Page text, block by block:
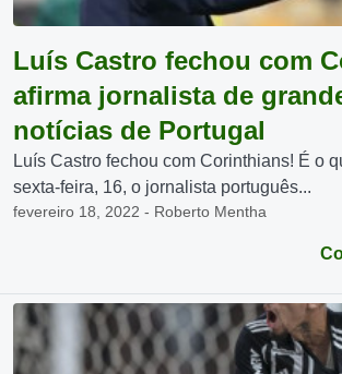
Luís Castro fechou com
afirma jornalista de
notícias de Portugal
Luís Castro fechou com Corinthians! É o
sexta-feira, 16, o jornalista português...
fevereiro 18, 2022 - Roberto Mentha